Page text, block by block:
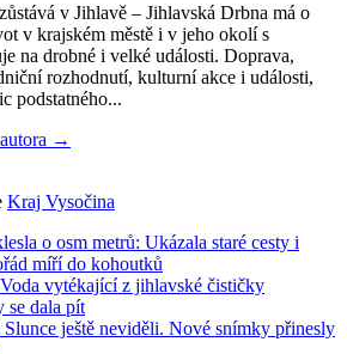
v Jihlavě – Jihlavská Drbna má o
v krajském městě i v jeho okolí s
na drobné i velké události. Doprava,
rozhodnutí, kulturní akce i události,
podstatného...
→
Kraj Vysočina
o osm metrů: Ukázala staré cesty i
míří do kohoutků
vytékající z jihlavské čističky
se dala pít
Slunce ještě neviděli. Nové snímky přinesly